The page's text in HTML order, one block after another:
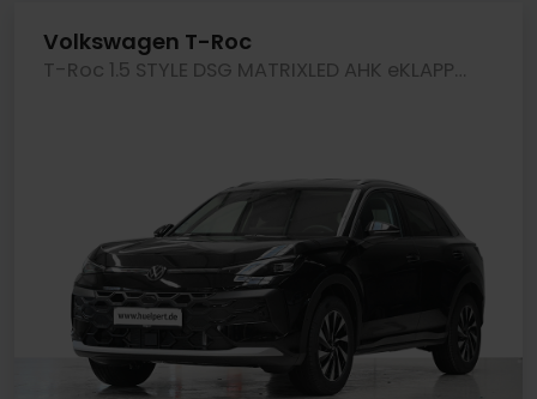
Volkswagen T-Roc
T-Roc 1.5 STYLE DSG MATRIXLED AHK eKLAPPE CAM